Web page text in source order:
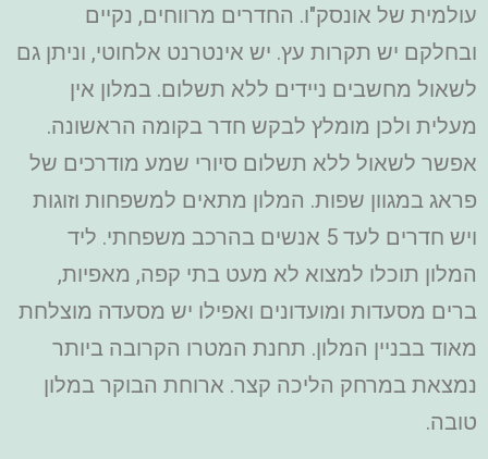
עולמית של אונסק"ו. החדרים מרווחים, נקיים
ובחלקם יש תקרות עץ. יש אינטרנט אלחוטי, וניתן גם
לשאול מחשבים ניידים ללא תשלום. במלון אין
מעלית ולכן מומלץ לבקש חדר בקומה הראשונה.
אפשר לשאול ללא תשלום סיורי שמע מודרכים של
פראג במגוון שפות. המלון מתאים למשפחות וזוגות
ויש חדרים לעד 5 אנשים בהרכב משפחתי. ליד
המלון תוכלו למצוא לא מעט בתי קפה, מאפיות,
ברים מסעדות ומועדונים ואפילו יש מסעדה מוצלחת
מאוד בבניין המלון. תחנת המטרו הקרובה ביותר
נמצאת במרחק הליכה קצר. ארוחת הבוקר במלון
טובה.